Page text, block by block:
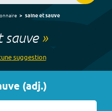
saine et sauve
sauve»
suggestion
(adj.)